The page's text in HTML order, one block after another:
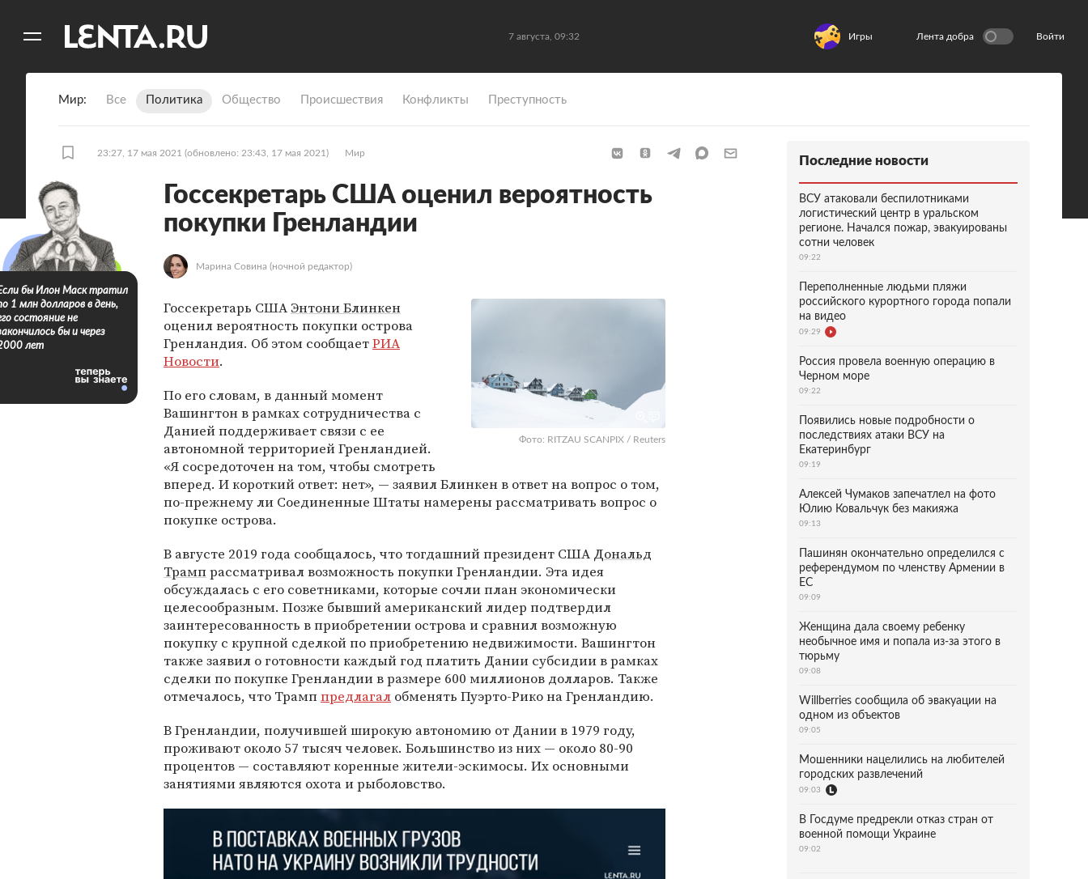
7 августа, 09:32 Игры Лента добра Войти
Мир Все Политика Общество Происшествия Конфликты Преступность
23:27, 17 мая 2021 (обновлено: 23:43, 17 мая 2021) Мир
Госсекретарь США оценил вероятность
покупки Гренландии
Марина Совина (ночной редактор)
Фото: RITZAU SCANPIX / Reuters
Госсекретарь США Энтони Блинкен
оценил вероятность покупки острова
Гренландия. Об этом сообщаетРИА
Новости.
По его словам, в данный момент
Вашингтон в рамках сотрудничества с
Данией поддерживает связи с ее
автономной территорией Гренландией.
«Я сосредоточен на том, чтобы смотреть
вперед. И короткий ответ: нет», — заявил Блинкен в ответ на вопрос о том,
по-прежнему ли Соединенные Штаты намерены рассматривать вопрос о
покупке острова.
В августе 2019 года сообщалось, что тогдашний президент США Дональд
Трампрассматривал возможность покупки Гренландии. Эта идея
обсуждалась с его советниками, которые сочли план экономически
целесообразным. Позже бывший американский лидер подтвердил
заинтересованность в приобретении острова и сравнил возможную
покупку с крупной сделкой по приобретению недвижимости. Вашингтон
также заявил о готовности каждый год платить Дании субсидии в рамках
сделки по покупке Гренландии в размере 600 миллионов долларов. Также
отмечалось, что Трамппредлагал обменять Пуэрто-Рико на Гренландию.
В Гренландии, получившей широкую автономию от Дании в 1979 году,
проживают около 57 тысяч человек. Большинство из них — около 80-90
процентов — составляют коренные жители-эскимосы. Их основными
занятиями являются охота и рыболовство.
бы Илон Маск тратил
1 млн долларов в день,
состояние не
бы и через
лет
Последние новости
ВСУ атаковали беспилотниками
логистический центр в уральском
регионе. Начался пожар, эвакуированы
сотни человек
09:22
Переполненные людьми пляжи
российского курортного города попали
на видео
09:29
Россия провела военную операцию в
Черном море
09:22
Появились новые подробности о
последствиях атаки ВСУ на
Екатеринбург
09:19
Алексей Чумаков запечатлел на фото
Юлию Ковальчук без макияжа
09:13
Пашинян окончательно определился с
референдумом по членству Армении в
ЕС
09:09
Женщина дала своему ребенку
необычное имя и попала из-за этого в
тюрьму
09:08
Willberries сообщила об эвакуации на
одном из объектов
09:05
Мошенники нацелились на любителей
городских развлечений
09:03
В Госдуме предрекли отказ стран от
военной помощи Украине
09:02